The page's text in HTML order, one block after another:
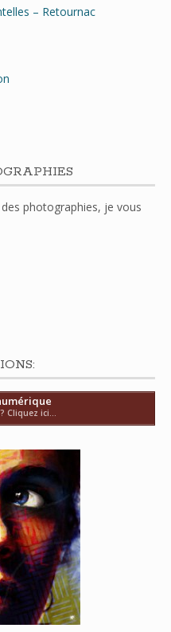
– Retournac
photographies, je vous
Cliquez ici...